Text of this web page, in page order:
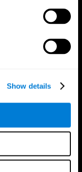
Show details
Ispitivanje